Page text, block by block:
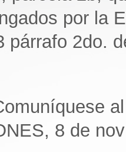
por la
párrafo 2do.
8 de